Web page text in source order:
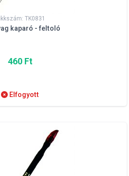
TK0831
kaparó - feltoló
460 Ft
Elfogyott